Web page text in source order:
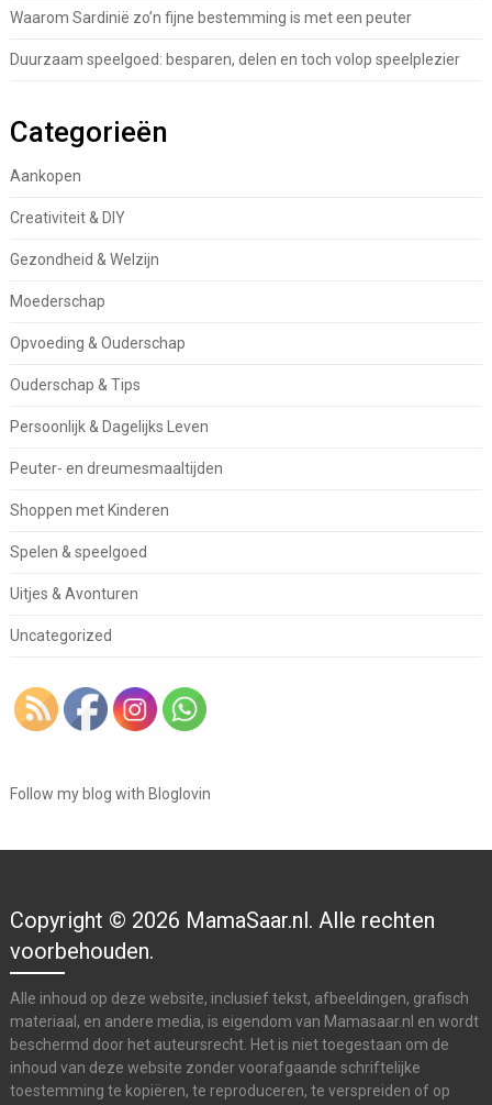
Waarom Sardinië zo’n fijne bestemming is met een peuter
Duurzaam speelgoed: besparen, delen en toch volop speelplezier
Categorieën
Aankopen
Creativiteit & DIY
Gezondheid & Welzijn
Moederschap
Opvoeding & Ouderschap
Ouderschap & Tips
Persoonlijk & Dagelijks Leven
Peuter- en dreumesmaaltijden
Shoppen met Kinderen
Spelen & speelgoed
Uitjes & Avonturen
Uncategorized
Follow my blog with Bloglovin
Copyright © 2026 MamaSaar.nl. Alle rechten
voorbehouden.
Alle inhoud op deze website, inclusief tekst, afbeeldingen, grafisch
materiaal, en andere media, is eigendom van Mamasaar.nl en wordt
beschermd door het auteursrecht. Het is niet toegestaan om de
inhoud van deze website zonder voorafgaande schriftelijke
toestemming te kopiëren, te reproduceren, te verspreiden of op